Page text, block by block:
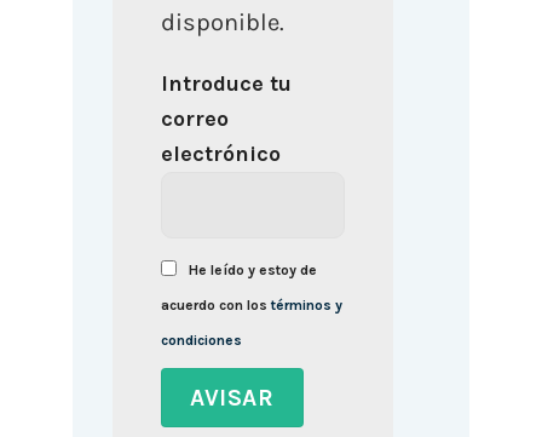
disponible.
Introduce tu
correo
electrónico
He leído y estoy de
acuerdo con lostérminos y
condiciones